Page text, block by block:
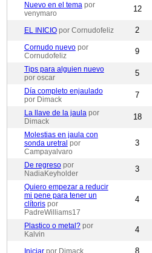
Nuevo en el tema por
venymaro
12
EL INICIO por Cornudofeliz 2
Cornudo nuevo por
Cornudofeliz
9
Tips para alguien nuevo
por oscar
5
Día completo enjaulado
por Dimack
7
La llave de la jaula por
Dimack
18
Molestias en jaula con
sonda uretral por
Campayalvaro
3
De regreso por
NadiaKeyholder
3
Quiero empezar a reducir
mi pene para tener un
clítoris por
PadreWilliams17
4
Plastico o metal? por
Kalvin
4
8